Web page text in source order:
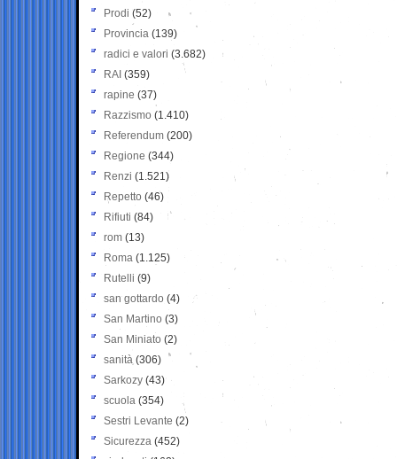
Prodi (52)
Provincia (139)
radici e valori (3.682)
RAI (359)
rapine (37)
Razzismo (1.410)
Referendum (200)
Regione (344)
Renzi (1.521)
Repetto (46)
Rifiuti (84)
rom (13)
Roma (1.125)
Rutelli (9)
san gottardo (4)
San Martino (3)
San Miniato (2)
sanità (306)
Sarkozy (43)
scuola (354)
Sestri Levante (2)
Sicurezza (452)